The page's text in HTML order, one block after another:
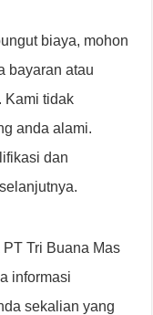
biaya, mohon
bayaran atau
Kami tidak
anda alami.
dan
Tri Buana Mas
informasi
sekalian yang